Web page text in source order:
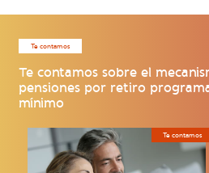
Te contamos
Te contamos
Te contamos sobre el
pensiones por retiro
mínimo